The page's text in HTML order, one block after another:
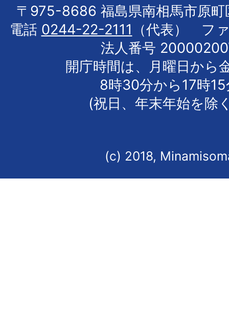
〒975-8686 福島県南相馬市原町
電話 0244-22-2111
（代表） フ
法人番号
開庁時間は、月曜日から
8時30分から17時
(祝日、年末年始を除
(c) 2018,